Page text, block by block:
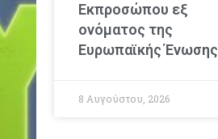
Εκπροσώπου εξ
ονόματος της
Ευρωπαϊκής Ένωσης
8 Αυγούστου, 2026